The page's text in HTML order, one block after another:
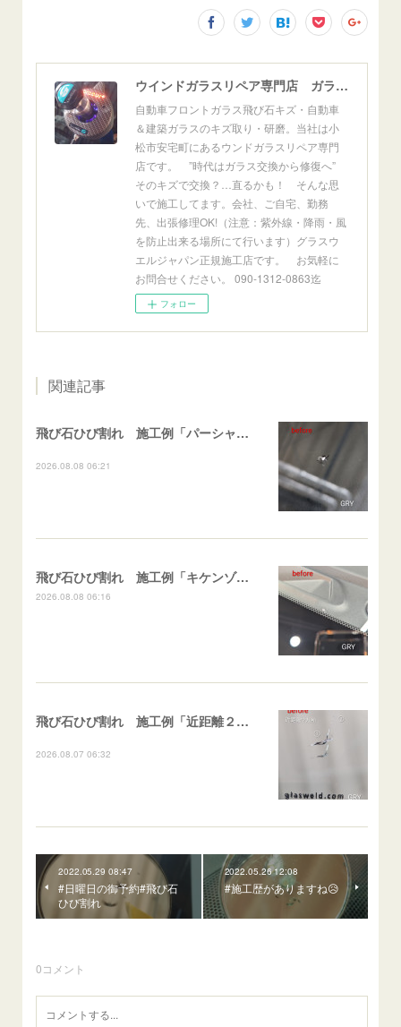
ウインドガラスリペア専門店 ガラスリペア・ヨシダ グラスウェルドジャパン 正規施工店 小松市
自動車フロントガラス飛び石キズ・自動車
＆建築ガラスのキズ取り・研磨。当社は小
松市安宅町にあるウンドガラスリペア専門
店です。 ”時代はガラス交換から修復へ”
そのキズで交換？…直るかも！ そんな思
いで施工してます。会社、ご自宅、勤務
先、出張修理OK!（注意：紫外線・降雨・風
を防止出来る場所にて行います）グラスウ
エルジャパン正規施工店です。 お気軽に
お問合せください。 090-1312-0863迄
フォロー
関連記事
飛び石ひび割れ 施工例「パーシャル系・衝撃点範囲ハマカケ」エスティマ
2026.08.08 06:21
飛び石ひび割れ 施工例「キケンゾーン範囲・ストレートブレイク」フェアレディＺ
2026.08.08 06:16
飛び石ひび割れ 施工例「近距離２箇所・パーシャル系+ストレート系」CX-8
2026.08.07 06:32
2022.05.29 08:47
#日曜日の御予約#飛び石
ひび割れ
2022.05.26 12:08
#施工歴がありますね😥
0コメント